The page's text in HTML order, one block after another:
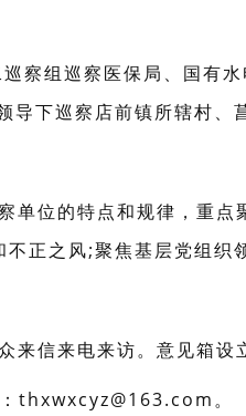
察组巡察医保局、国有
下巡察店前镇所辖村、
单位的特点和规律，重点
正之风;聚焦基层党组织
信来电来访。意见箱设
thxwxcyz@163.com。